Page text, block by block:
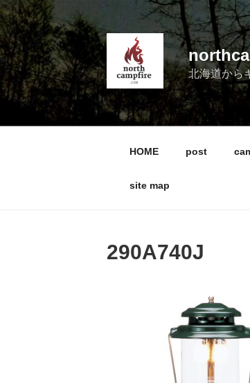
コ
ン
テ
ン
ツ
へ
キ
北海道から
HOME post
site map
290A740J